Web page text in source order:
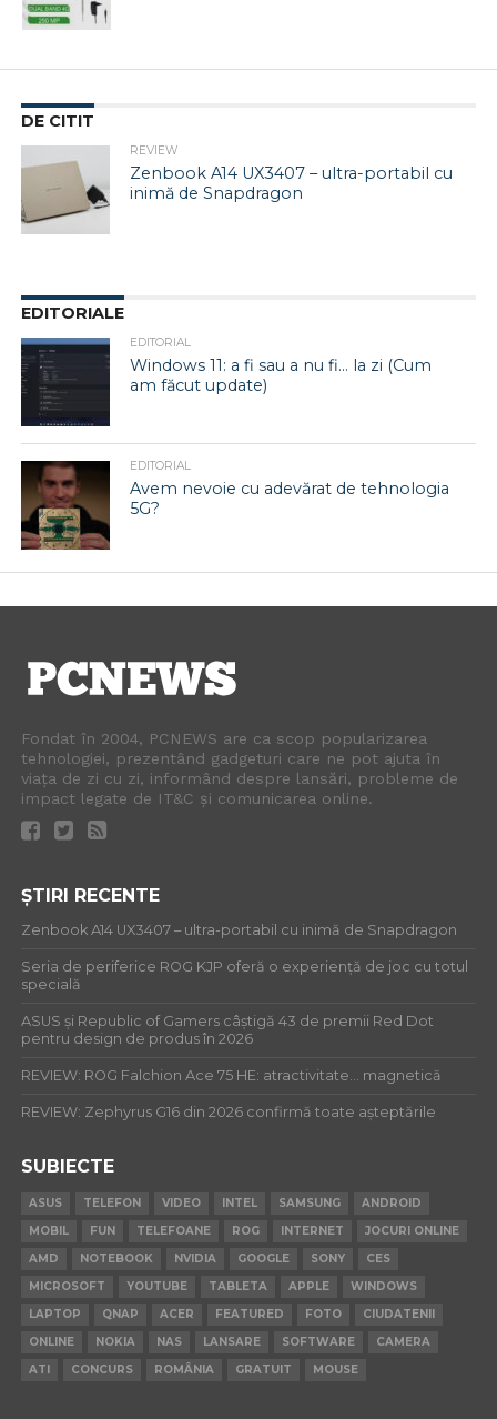
DE CITIT
REVIEW
Zenbook A14 UX3407 – ultra-portabil cu
inimă de Snapdragon
EDITORIALE
EDITORIAL
Windows 11: a fi sau a nu fi… la zi (Cum
am făcut update)
EDITORIAL
Avem nevoie cu adevărat de tehnologia
5G?
Fondat în 2004, PCNEWS are ca scop popularizarea
tehnologiei, prezentând gadgeturi care ne pot ajuta în
viața de zi cu zi, informând despre lansări, probleme de
impact legate de IT&C și comunicarea online.
ȘTIRI RECENTE
Zenbook A14 UX3407 – ultra-portabil cu inimă de Snapdragon
Seria de periferice ROG KJP oferă o experiență de joc cu totul
specială
ASUS și Republic of Gamers câștigă 43 de premii Red Dot
pentru design de produs în 2026
REVIEW: ROG Falchion Ace 75 HE: atractivitate… magnetică
REVIEW: Zephyrus G16 din 2026 confirmă toate așteptările
SUBIECTE
ASUS TELEFON VIDEO INTEL SAMSUNG
ANDROID
MOBIL
FUN TELEFOANE ROG INTERNET
JOCURI ONLINE
AMD
NOTEBOOK NVIDIA GOOGLE SONY
CES
MICROSOFT
YOUTUBE TABLETA APPLE
WINDOWS
LAPTOP
QNAP ACER FEATURED FOTO
CIUDATENII
ONLINE
NOKIA NAS LANSARE SOFTWARE
CAMERA
ATI
CONCURS ROMÂNIA GRATUIT MOUSE